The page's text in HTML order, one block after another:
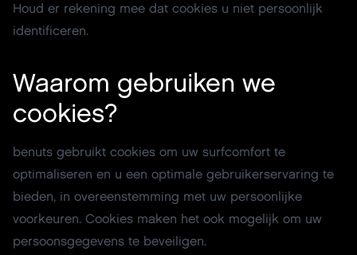
Houd er rekening mee dat cookies u niet persoonlijk
identificeren.
Waarom gebruiken we
cookies?
benuts gebruikt cookies om uw surfcomfort te
optimaliseren en u een optimale gebruikerservaring te
bieden, in overeenstemming met uw persoonlijke
voorkeuren. Cookies maken het ook mogelijk om uw
persoonsgegevens te beveiligen.